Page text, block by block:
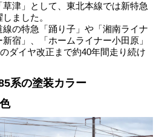
津」として、東北本線では新特急
ました。
の特急「踊り子」や「湘南ライナ
宿」、「ホームライナー小田原」
ダイヤ改正まで約40年間走り続け
系の塗装カラー